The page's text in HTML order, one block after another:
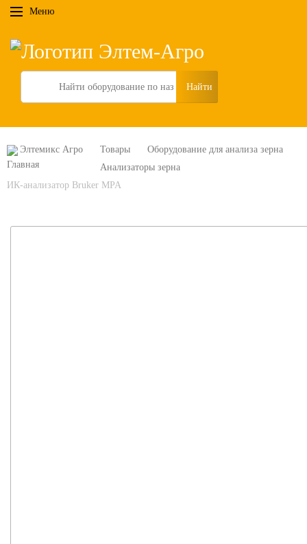
Меню
Search
Элтемикс Агро Товары
Оборудование для анализа зерна
Анализаторы зерна
ИК-анализатор Bruker MPA